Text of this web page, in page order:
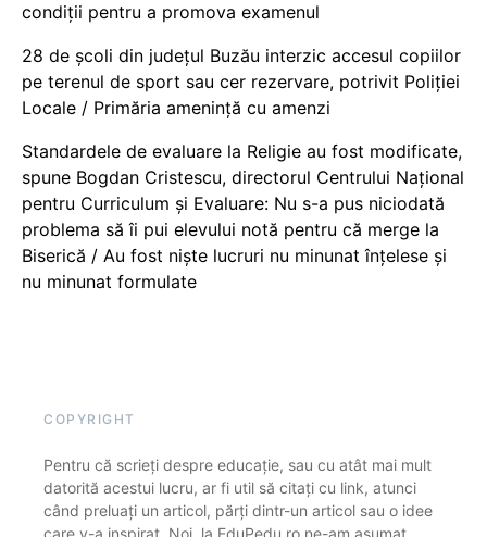
condiții pentru a promova examenul
28 de școli din județul Buzău interzic accesul copiilor
pe terenul de sport sau cer rezervare, potrivit Poliției
Locale / Primăria amenință cu amenzi
Standardele de evaluare la Religie au fost modificate,
spune Bogdan Cristescu, directorul Centrului Național
pentru Curriculum și Evaluare: Nu s-a pus niciodată
problema să îi pui elevului notă pentru că merge la
Biserică / Au fost niște lucruri nu minunat înțelese și
nu minunat formulate
COPYRIGHT
Pentru că scrieți despre educație, sau cu atât mai mult
datorită acestui lucru, ar fi util să citați cu link, atunci
când preluați un articol, părți dintr-un articol sau o idee
care v-a inspirat. Noi, la EduPedu.ro ne-am asumat